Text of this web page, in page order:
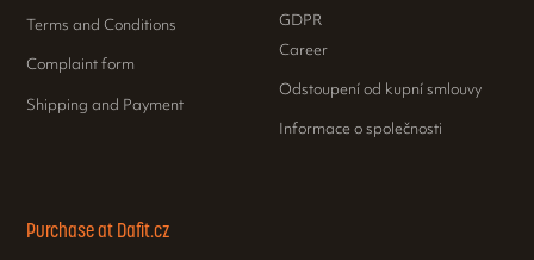
Terms and Conditions
Complaint form
Shipping and Payment
GDPR
Career
Odstoupení od kupní smlouvy
Informace o společnosti
Purchase at Dafit.cz